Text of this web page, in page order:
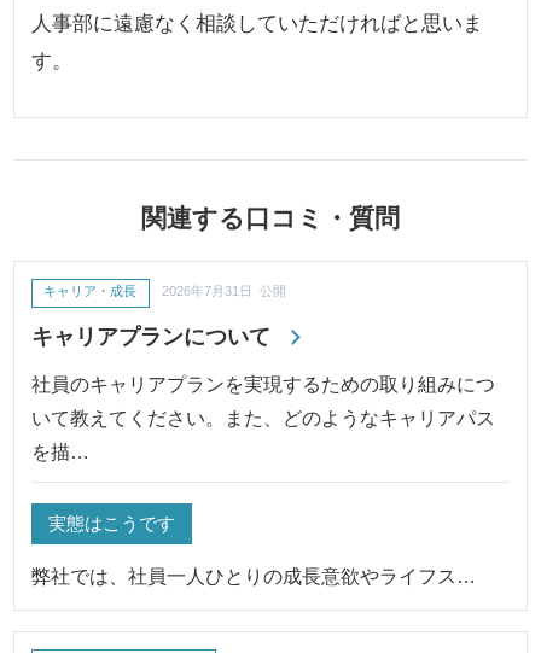
人事部に遠慮なく相談していただければと思いま
す。
関連する口コミ・質問
キャリアプランについて
キャリア・成長 2026年7月31日 公開
社員のキャリアプランを実現するための取り組みにつ
いて教えてください。また、どのようなキャリアパス
を描…
実態はこうです
弊社では、社員一人ひとりの成長意欲やライフス…